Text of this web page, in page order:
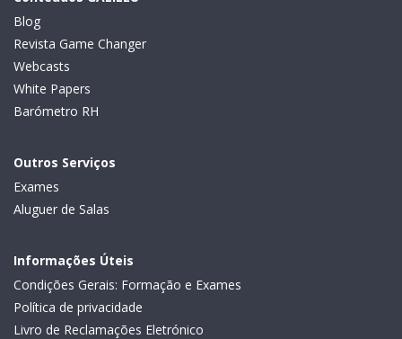
Blog
Revista Game Changer
Webcasts
White Papers
Barómetro RH
Outros Serviços
Exames
Aluguer de Salas
Informações Úteis
Condições Gerais: Formação e Exames
Política de privacidade
Livro de Reclamações Eletrónico